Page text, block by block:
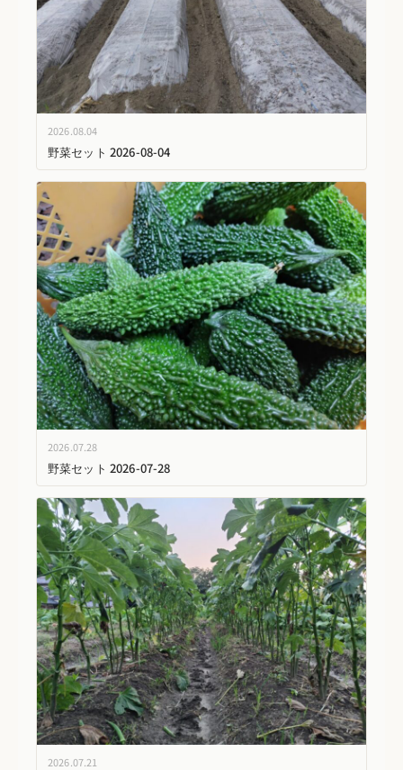
2026.08.04
野菜セット 2026-08-04
2026.07.28
野菜セット 2026-07-28
2026.07.21